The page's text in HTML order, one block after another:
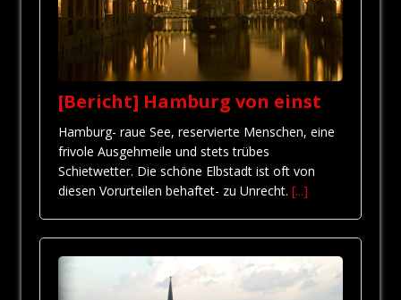
[Bericht] Hamburg von einst
Hamburg- raue See, reservierte Menschen, eine
frivole Ausgehmeile und stets trübes
Schietwetter. Die schöne Elbstadt ist oft von
diesen Vorurteilen behaftet- zu Unrecht. [...]